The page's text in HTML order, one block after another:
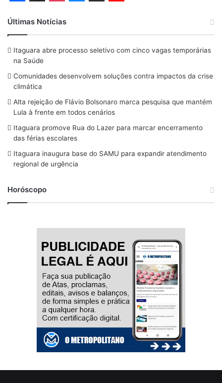
a
c
e
b
o
o
k
h
r
e
a
d
s
n
s
t
a
r
a
m
u
e
s
y
u
T
u
e
Últimas Notícias
Itaguara abre processo seletivo com cinco vagas temporárias
na Saúde
Comunidades desenvolvem soluções contra impactos da crise
climática
Alta rejeição de Flávio Bolsonaro marca pesquisa que mantém
Lula à frente em todos cenários
Itaguara promove Rua do Lazer para marcar encerramento
das férias escolares
Itaguara inaugura base do SAMU para expandir atendimento
regional de urgência
Horóscopo